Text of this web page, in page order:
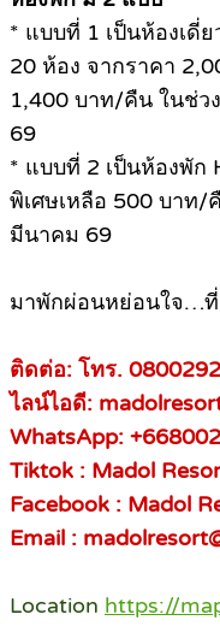
* แบบที่ 1 เป็นห้องเดี่
20 ห้อง จากราคา
1,400 บาท/คืน ในช่ว
69
* แบบที่ 2 เป็นห้องพัก
พิเศษเหลือ 500 บาท/
มีนาคม 69
มาพักผ่อนหย่อนใจ…
ติดต่อ: โทร.
ไลน์ไอดี:
WhatsApp:
Tiktok : Madol
Facebook : Madol
Email :
Location https://